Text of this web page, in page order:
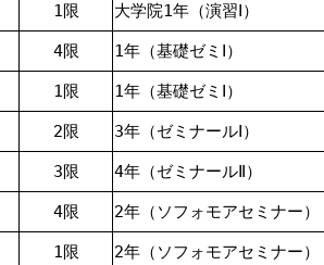
1限 大学院1年（演習Ⅰ）
4限 1年（基礎ゼミⅠ）
1限 1年（基礎ゼミⅠ）
2限 3年（ゼミナールⅠ）
3限 4年（ゼミナールⅡ）
4限 2年（ソフォモアセミナー）
1限 2年（ソフォモアセミナー）